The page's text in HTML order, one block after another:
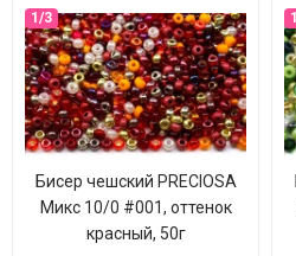
Бисер чешский PRECIOSA
Микс 10/0 #001, оттенок
красный, 50г